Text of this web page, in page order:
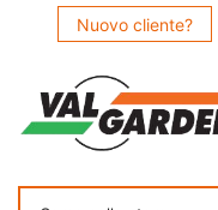
Nuovo cliente?